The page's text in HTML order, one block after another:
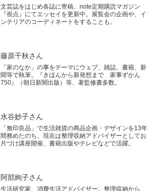
文芸誌をはじめ各誌に寄稿、note定期購読マガジン
『視点』にてエッセイを更新中。展覧会の企画や、イ
ンテリアのコーディネートをすることも。
藤原千秋さん
「家のなか」の事をテーマにウェブ、雑誌、書籍、新
聞等で執筆。『きほんから新発想まで 家事ずかん
750』（朝日新聞出版）等、著監修書多数。
水谷妙子さん
「無印良品」で生活雑貨の商品企画・デザインを13年
間務めたのち、現在は整理収納アドバイザーとしてお
片づけ講座開催、書籍出版やテレビなどで活躍。
阿部絢子さん
生活研究家、消費生活アドバイザー。整理収納から